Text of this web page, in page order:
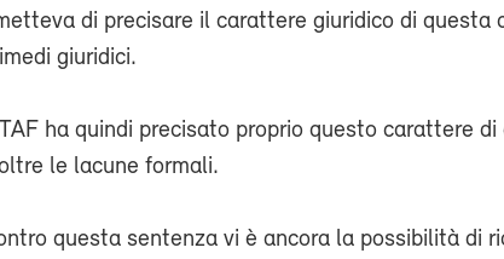
di precisare il carattere giuridico di questa
giuridici.
ha quindi precisato proprio questo carattere di
le lacune formali.
questa sentenza vi è ancora la possibilità di